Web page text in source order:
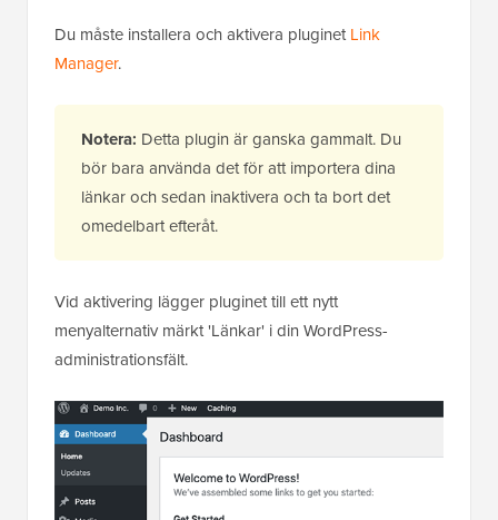
Du måste installera och aktivera pluginetLink
Manager.
Notera: Detta plugin är ganska gammalt. Du
bör bara använda det för att importera dina
länkar och sedan inaktivera och ta bort det
omedelbart efteråt.
Vid aktivering lägger pluginet till ett nytt
menyalternativ märkt 'Länkar' i din WordPress-
administrationsfält.